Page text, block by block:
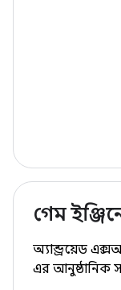
গেম
অ্যান্ড্রয়েড
এর আনুষ্ঠানিক